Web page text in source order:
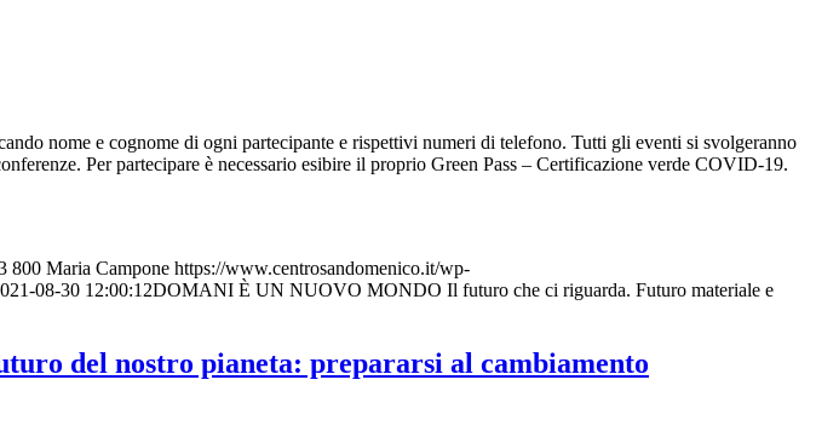
nome e cognome di ogni partecipante e rispettivi numeri di telefono. Tutti gli eventi si svolgeranno
Per partecipare è necessario esibire il proprio Green Pass – Certificazione verde COVID-19.
800 Maria Campone https://www.centrosandomenico.it/wp-
08-30 12:00:12DOMANI È UN NUOVO MONDO Il futuro che ci riguarda. Futuro materiale e
del nostro pianeta: prepararsi al cambiamento